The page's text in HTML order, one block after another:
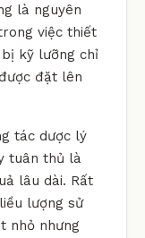
là nguyên
việc thiết
kỹ lưỡng chỉ
đặt lên
tác dược lý
tuân thủ là
lâu dài. Rất
lượng sử
nhỏ nhưng